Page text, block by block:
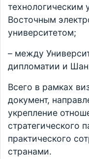
технологическим
Восточным
университетом;
– между
дипломатии и
Всего в рамках
документ,
укрепление
стратегического
практического
странами.